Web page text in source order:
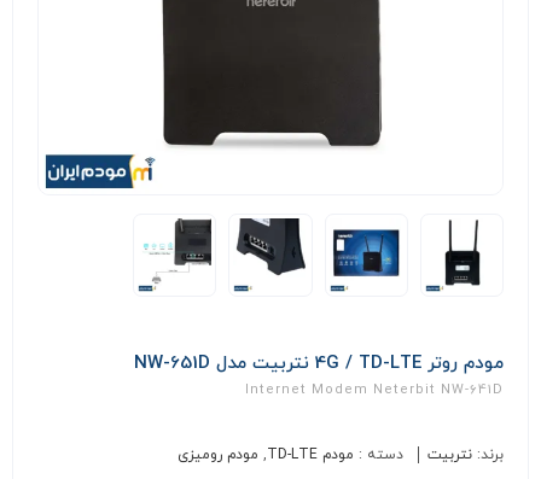
مودم روتر 4G / TD-LTE نتربیت مدل NW-651D
Internet Modem Neterbit NW-641D
برند: نتربیت دسته : مودم TD-LTE , مودم رومیزی